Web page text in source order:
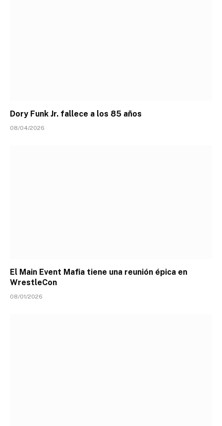
Dory Funk Jr. fallece a los 85 años
08/04/2026
El Main Event Mafia tiene una reunión épica en
WrestleCon
08/01/2026